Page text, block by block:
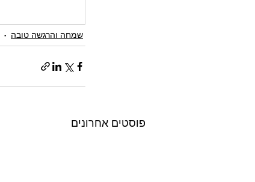
שמחה והרגשה טובה
פוסטים אחרונים